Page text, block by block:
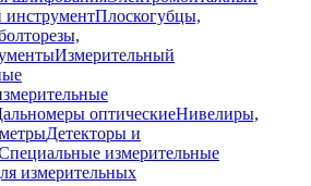
Плоскогубцы,
Измерительный
оптическиеНивелиры,
Детекторы и
измерительные
измерительных